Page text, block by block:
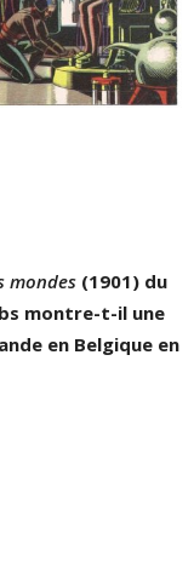
mondes (1901) du
montre-t-il une
en Belgique en